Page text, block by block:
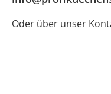
lässt sich
Oder über unser